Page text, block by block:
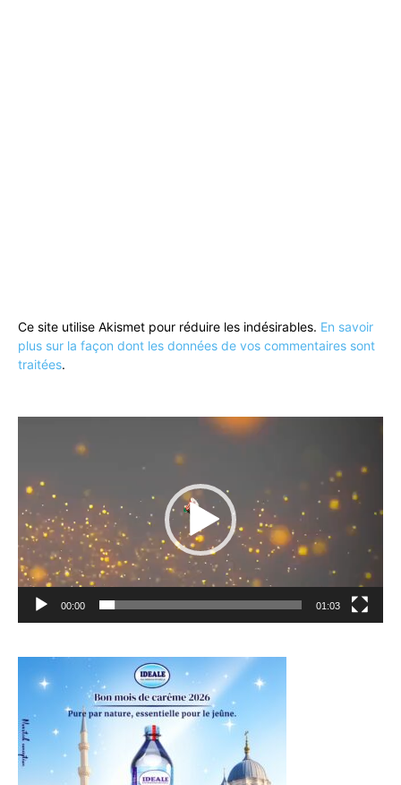
Ce site utilise Akismet pour réduire les indésirables. En savoir
plus sur la façon dont les données de vos commentaires sont
traitées.
00:00 01:03